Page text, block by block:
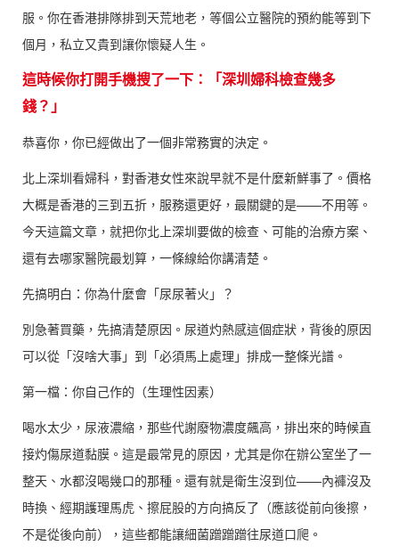
服。你在香港排隊排到天荒地老，等個公立醫院的預約能等到下
個月，私立又貴到讓你懷疑人生。
這時候你打開手機搜了一下：「深圳婦科檢查幾多
錢？」
恭喜你，你已經做出了一個非常務實的決定。
北上深圳看婦科，對香港女性來說早就不是什麼新鮮事了。價格
大概是香港的三到五折，服務還更好，最關鍵的是——不用等。
今天這篇文章，就把你北上深圳要做的檢查、可能的治療方案、
還有去哪家醫院最划算，一條線給你講清楚。
先搞明白：你為什麼會「尿尿著火」？
別急著買藥，先搞清楚原因。尿道灼熱感這個症狀，背後的原因
可以從「沒啥大事」到「必須馬上處理」排成一整條光譜。
第一檔：你自己作的（生理性因素）
喝水太少，尿液濃縮，那些代謝廢物濃度飆高，排出來的時候直
接灼傷尿道黏膜。這是最常見的原因，尤其是你在辦公室坐了一
整天、水都沒喝幾口的那種。還有就是衛生沒到位——內褲沒及
時換、經期護理馬虎、擦屁股的方向搞反了（應該從前向後擦，
不是從後向前），這些都能讓細菌蹭蹭蹭往尿道口爬。